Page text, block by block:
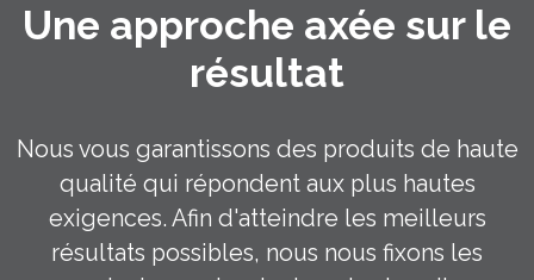
Une approche axée sur le
résultat
Nous vous garantissons des produits de haute
qualité qui répondent aux plus hautes
exigences. Afin d'atteindre les meilleurs
résultats possibles, nous nous fixons les